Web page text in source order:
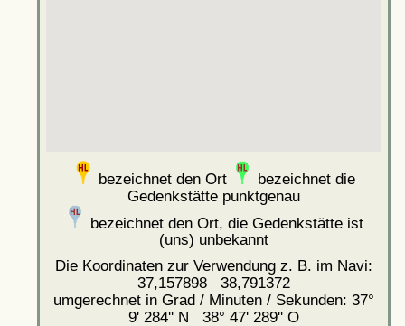
bezeichnet den Ort
bezeichnet die
Gedenkstätte punktgenau
bezeichnet den Ort, die Gedenkstätte ist
(uns) unbekannt
Die Koordinaten zur Verwendung z. B. im Navi:
37,157898 38,791372
umgerechnet in Grad / Minuten / Sekunden: 37°
9' 284'' N 38° 47' 289'' O